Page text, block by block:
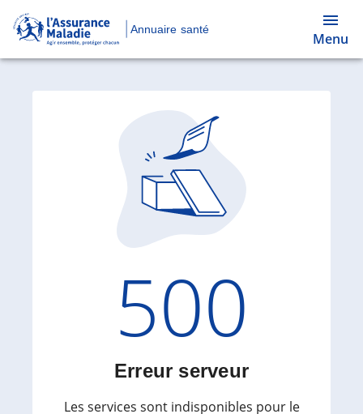
Annuaire santé
Menu
Code
500
Erreur serveur
Les services sont indisponibles pour le